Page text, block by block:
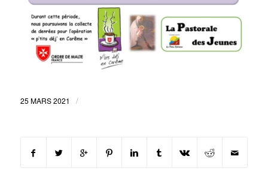
25 MARS 2021 /